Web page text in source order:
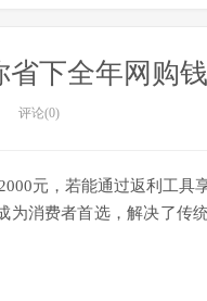
省下全年网购钱
评论(0)
元，若能通过返利工具
为消费者首选，解决了传